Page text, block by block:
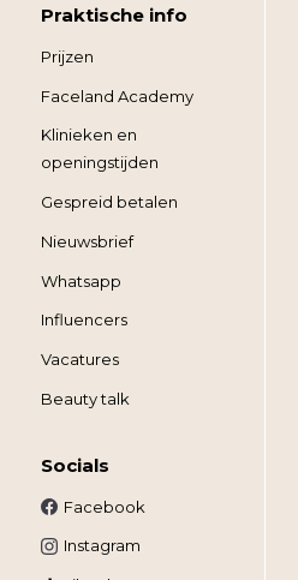
Praktische info
Prijzen
Faceland Academy
Klinieken en
openingstijden
Gespreid betalen
Nieuwsbrief
Whatsapp
Influencers
Vacatures
Beauty talk
Socials
Facebook
Instagram